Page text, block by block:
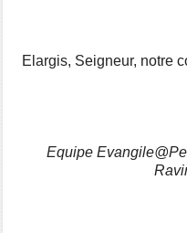
Elargis, Seigneur, notre
Equipe